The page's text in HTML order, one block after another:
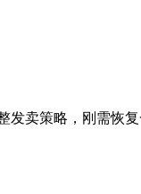
卖策略，刚需恢